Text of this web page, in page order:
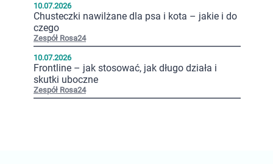
10.07.2026
Chusteczki nawilżane dla psa i kota – jakie i do
czego
Zespół Rosa24
10.07.2026
Frontline – jak stosować, jak długo działa i
skutki uboczne
Zespół Rosa24